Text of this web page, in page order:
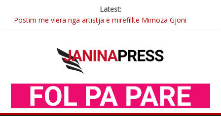
Latest:
Postim me vlera nga artistja e mirëfilltë Mimoza Gjoni
Brahim Çekaj njē veprimtar i respektuar i çeshtjës kombëtare
Sulm , pse të dua ty